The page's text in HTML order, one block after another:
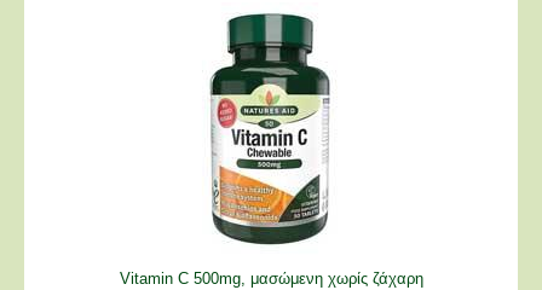
Vitamin C 500mg, μασώμενη χωρίς ζάχαρη